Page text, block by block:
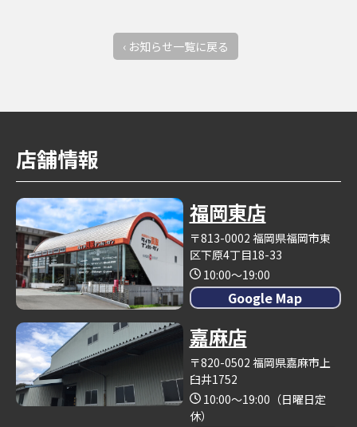
‹ お知らせ一覧に戻る
店舗情報
福岡東店
〒813-0002 福岡県福岡市東
区下原4丁目18-33
10:00～19:00
Google Map
嘉麻店
〒820-0502 福岡県嘉麻市上
臼井1752
10:00～19:00（日曜日定
休）